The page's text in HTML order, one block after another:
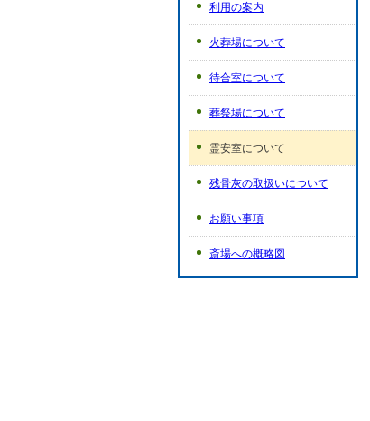
利用の案内
火葬場について
待合室について
葬祭場について
霊安室について
残骨灰の取扱いについて
お願い事項
斎場への概略図